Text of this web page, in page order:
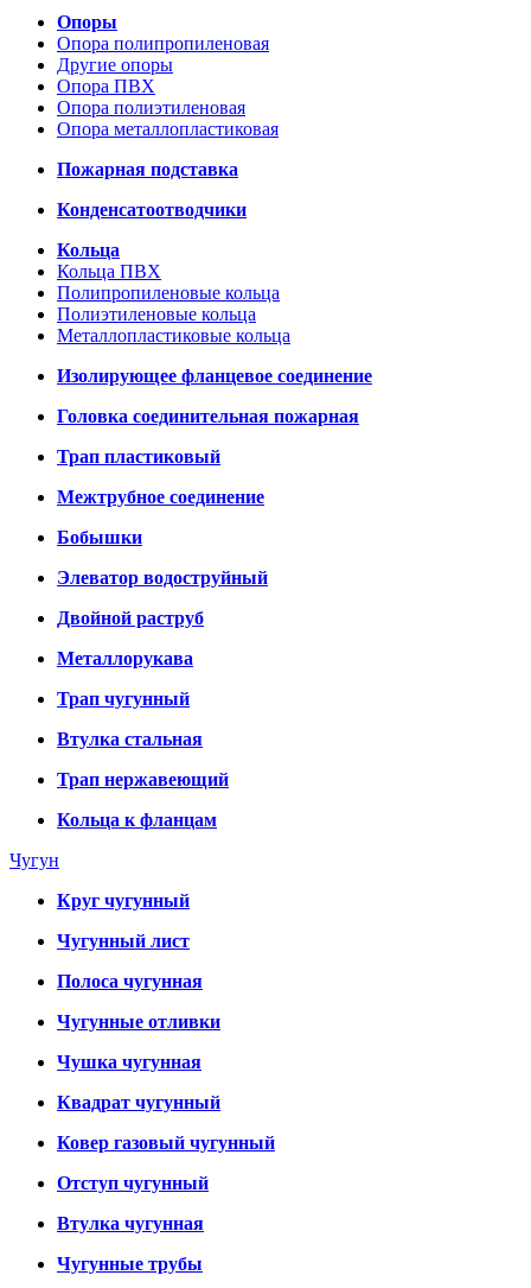
Опоры
Опора полипропиленовая
Другие опоры
Опора ПВХ
Опора полиэтиленовая
Опора металлопластиковая
Пожарная подставка
Конденсатоотводчики
Кольца
Кольца ПВХ
Полипропиленовые кольца
Полиэтиленовые кольца
Металлопластиковые кольца
Изолирующее фланцевое соединение
Головка соединительная пожарная
Трап пластиковый
Межтрубное соединение
Бобышки
Элеватор водоструйный
Двойной раструб
Металлорукава
Трап чугунный
Втулка стальная
Трап нержавеющий
Кольца к фланцам
Чугун
Круг чугунный
Чугунный лист
Полоса чугунная
Чугунные отливки
Чушка чугунная
Квадрат чугунный
Ковер газовый чугунный
Отступ чугунный
Втулка чугунная
Чугунные трубы